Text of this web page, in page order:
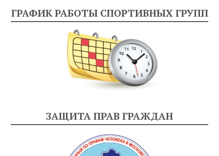
ГРАФИК РАБОТЫ СПОРТИВНЫХ ГРУПП
ЗАЩИТА ПРАВ ГРАЖДАН